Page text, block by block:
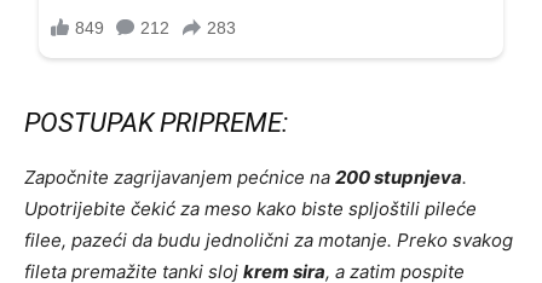
POSTUPAK PRIPREME:
Započnite zagrijavanjem pećnice na 200 stupnjeva.
Upotrijebite čekić za meso kako biste spljoštili pileće
filee, pazeći da budu jednolični za motanje. Preko svakog
fileta premažite tanki sloj krem sira, a zatim pospite